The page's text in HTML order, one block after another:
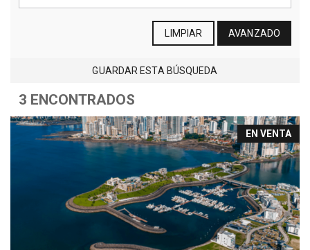
LIMPIAR AVANZADO
GUARDAR ESTA BÚSQUEDA
3 ENCONTRADOS
EN VENTA